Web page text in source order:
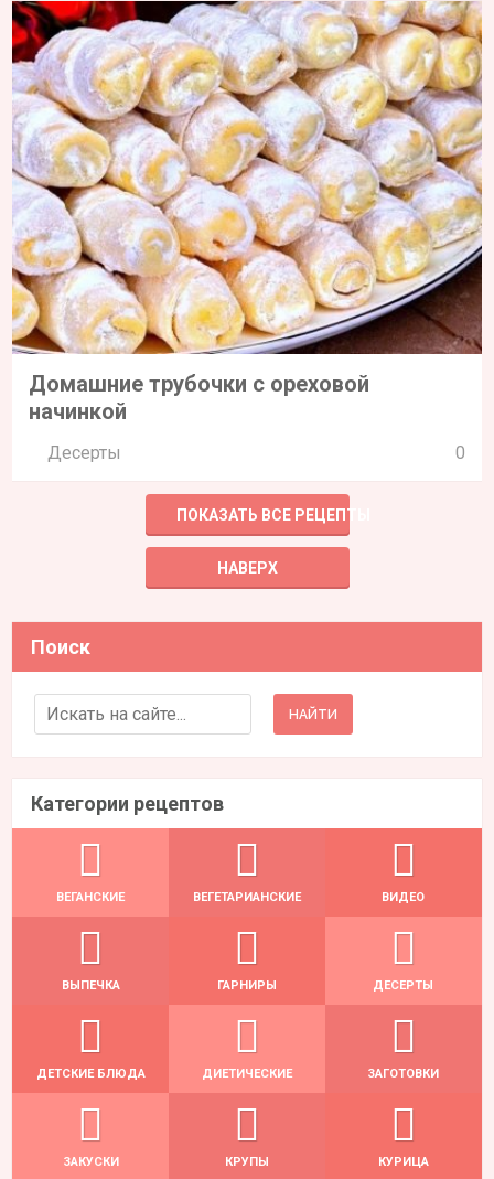
Домашние трубочки с ореховой
начинкой
Десерты 0
ПОКАЗАТЬ ВСЕ РЕЦЕПТЫ
НАВЕРХ
Поиск
Search for:
Категории рецептов
ВЕГАНСКИЕ ВЕГЕТАРИАНСКИЕ ВИДЕО
ВЫПЕЧКА ГАРНИРЫ ДЕСЕРТЫ
ДЕТСКИЕ БЛЮДА ДИЕТИЧЕСКИЕ ЗАГОТОВКИ
ЗАКУСКИ КРУПЫ КУРИЦА